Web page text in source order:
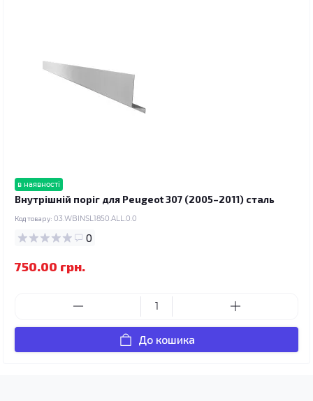
в наявності
Внутрішній поріг для Peugeot 307 (2005–2011) сталь
Код товару: 03.WBINSL1850.ALL.0.0
0
750.00 грн.
До кошика